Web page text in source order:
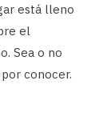
está lleno
el
Sea o no
conocer.